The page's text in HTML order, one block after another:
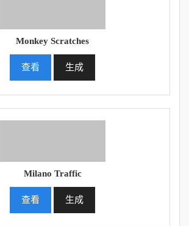
Monkey Scratches
查看 生成
Milano Traffic
查看 生成